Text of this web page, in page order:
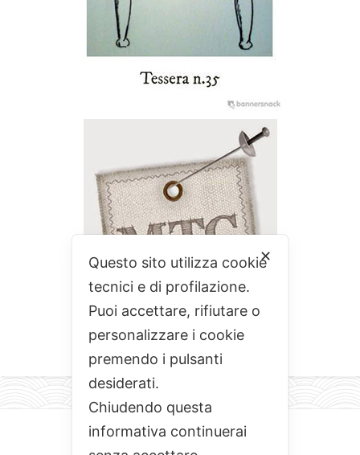
✕
Questo sito utilizza cookie
tecnici e di profilazione.
Puoi accettare, rifiutare o
personalizzare i cookie
premendo i pulsanti
desiderati.
Chiudendo questa
informativa continuerai